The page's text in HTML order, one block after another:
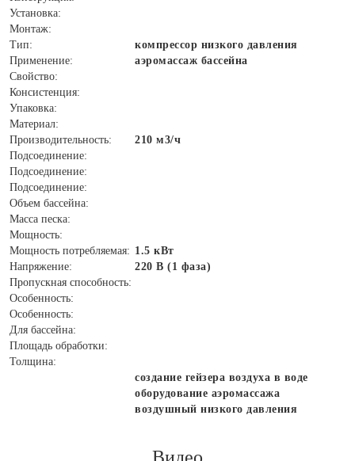
Установка:
Монтаж:
Тип:
компрессор низкого давления
Применение:
аэромассаж бассейна
Свойство:
Консистенция:
Упаковка:
Материал:
Производительность:
210 м3/ч
Подсоединение:
Подсоединение:
Подсоединение:
Объем бассейна:
Масса песка:
Мощность:
Мощность потребляемая: 1.5 кВт
Напряжение:
220 В (1 фаза)
Пропускная способность:
Особенность:
Особенность:
Для бассейна:
Площадь обработки:
Толщина:
создание гейзера воздуха в воде
оборудование аэромассажа
воздушный низкого давления